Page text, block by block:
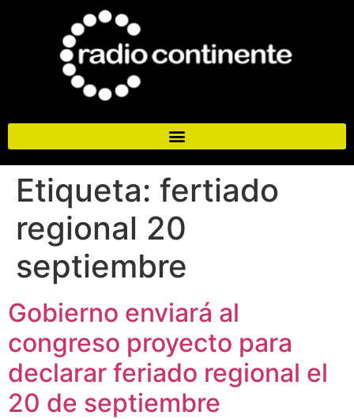
Etiqueta: fertiado
regional 20
septiembre
Gobierno enviará al
congreso proyecto para
declarar feriado regional el
20 de septiembre